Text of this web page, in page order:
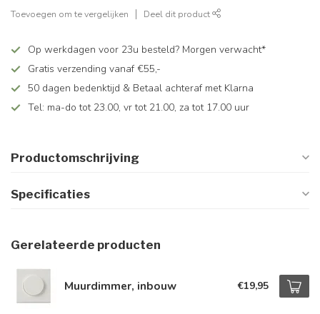
Toevoegen om te vergelijken Deel dit product
Op werkdagen voor 23u besteld? Morgen verwacht*
Gratis verzending vanaf €55,-
50 dagen bedenktijd & Betaal achteraf met Klarna
Tel: ma-do tot 23.00, vr tot 21.00, za tot 17.00 uur
Productomschrijving
Specificaties
Gerelateerde producten
Muurdimmer, inbouw €19,95